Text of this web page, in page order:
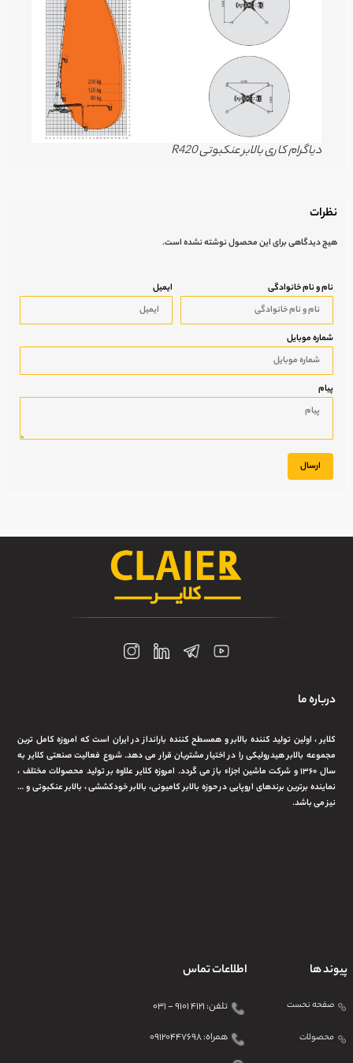
دیاگرام کاری بالابر عنکبوتی R420
نظرات
هیچ دیدگاهی برای این محصول نوشته نشده است.
نام و نام خانوادگی ایمیل
شماره موبایل
پیام
ارسال
درباره ما
کلایر ، اولین تولید کننده بالابر و همسطح کننده بارانداز در ایران است که امروزه کامل ترین
مجموعه بالابر هیدرولیکی را در اختیار مشتریان قرار می دهد. شروع فعالیت صنعتی کلایر به
سال ۱۳۶۰ و شرکت ماشین اجزاء باز می گردد. امروزه کلایر علاوه بر تولید محصولات مختلف ،
نماینده برترین برندهای اروپایی در حوزه بالابر کامیونی، بالابر خودکششی ، بالابر عنکبوتی و …
نیز می باشد.
پیوند ها
صفحه نحست
محصولات
اطلاعات تماس
تلفن: ۴۱۲۱ ۹۱۰۱ - ۰۳۱
همراه: ۰۹۱۲۰۴۴۷۶۹۸